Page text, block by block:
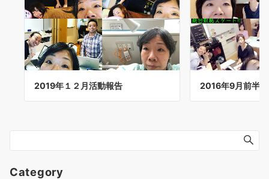
2019年１２月活動報告 2016年9月前半
Category